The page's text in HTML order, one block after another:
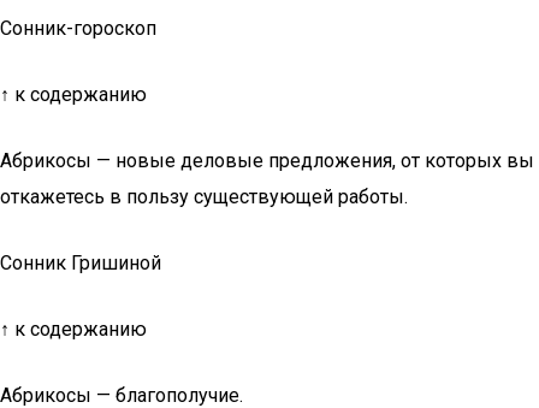
Сонник-гороскоп
↑ к содержанию
Абрикосы — новые деловые предложения, от которых вы
откажетесь в пользу существующей работы.
Сонник Гришиной
↑ к содержанию
Абрикосы — благополучие.